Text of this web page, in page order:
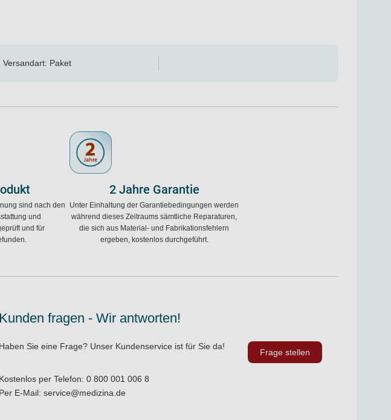
Versandart: Paket
sind nach den
und
und für
2 Jahre Garantie
Unter Einhaltung der Garantiebedingungen werden
während dieses Zeitraums sämtliche Reparaturen,
die sich aus Material- und Fabrikationsfehlern
ergeben, kostenlos durchgeführt.
Kunden fragen - Wir antworten!
Haben Sie eine Frage? Unser Kundenservice ist für Sie da!
Kostenlos per Telefon:0 800 001 006 8
Per E-Mail:service@medizina.de
Frage stellen